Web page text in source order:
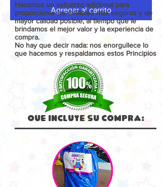
Agregar al carrito
Hacemos un esfuerzo adicional para
proporcionar los inflables más seguros y de
mayor calidad posible, al tiempo que le
brindamos el mejor valor y la experiencia de
compra.
No hay que decir nada: nos enorgullece lo
que hacemos y respaldamos estos Principios
Que Incluye su compra: